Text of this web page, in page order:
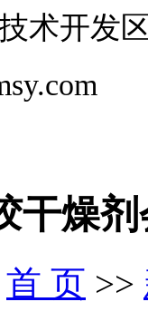
术开发
干燥
首 页 >>